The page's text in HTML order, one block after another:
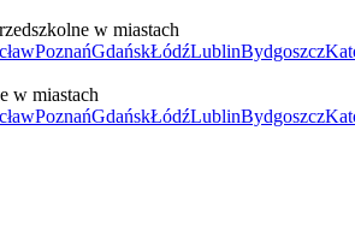
w miastach
PoznańGdańskŁódźLublinBydgoszcz
w miastach
PoznańGdańskŁódźLublinBydgoszcz